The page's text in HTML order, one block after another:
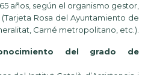
años, según el organismo gestor,
Rosa del Ayuntamiento de
Carné metropolitano, etc.).
del grado de